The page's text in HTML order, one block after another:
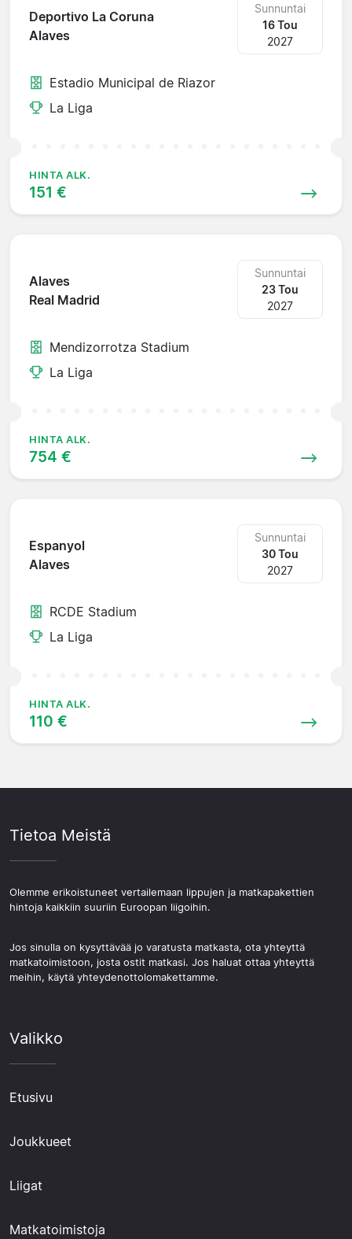
Deportivo La Coruna
Alaves
Sunnuntai
16 Tou
2027
Estadio Municipal de Riazor
La Liga
HINTA ALK.
151 €
Alaves
Real Madrid
Sunnuntai
23 Tou
2027
Mendizorrotza Stadium
La Liga
HINTA ALK.
754 €
Espanyol
Alaves
Sunnuntai
30 Tou
2027
RCDE Stadium
La Liga
HINTA ALK.
110 €
Tietoa Meistä
Olemme erikoistuneet vertailemaan lippujen ja matkapakettien
hintoja kaikkiin suuriin Euroopan liigoihin.
Jos sinulla on kysyttävää jo varatusta matkasta, ota yhteyttä
matkatoimistoon, josta ostit matkasi. Jos haluat ottaa yhteyttä
meihin, käytä yhteydenottolomakettamme.
Valikko
Etusivu
Joukkueet
Liigat
Matkatoimistoja